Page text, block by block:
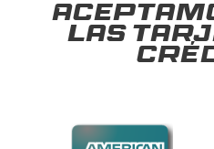
las